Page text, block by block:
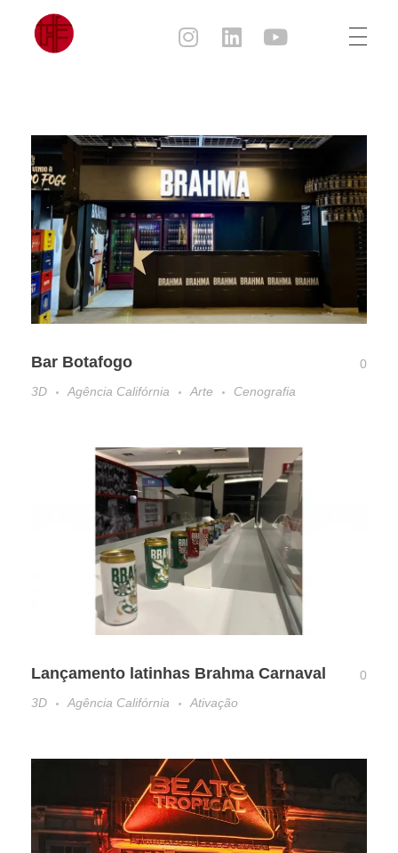
Bar Botafogo
0
3D
Agência Califórnia Arte Cenografia
Lançamento latinhas Brahma Carnaval
0
3D
Agência Califórnia Ativação